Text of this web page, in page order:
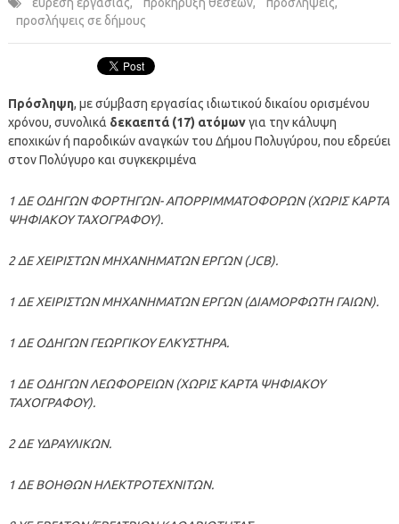
προσλήψεις σε δήμους
Πρόσληψη, με σύμβαση εργασίας ιδιωτικού δικαίου ορισμένου
χρόνου, συνολικά δεκαεπτά (17) ατόμωνγια την κάλυψη
εποχικών ή παροδικών αναγκών του Δήμου Πολυγύρου, που εδρεύει
στον Πολύγυρο και συγκεκριμένα
1 ΔΕ ΟΔΗΓΩΝ ΦΟΡΤΗΓΩΝ- ΑΠΟΡΡΙΜΜΑΤΟΦΟΡΩΝ (ΧΩΡΙΣ ΚΑΡΤΑ
ΨΗΦΙΑΚΟΥ ΤΑΧΟΓΡΑΦΟΥ).
2 ΔΕ ΧΕΙΡΙΣΤΩΝ ΜΗΧΑΝΗΜΑΤΩΝ ΕΡΓΩΝ (JCB).
1 ΔΕ ΧΕΙΡΙΣΤΩΝ ΜΗΧΑΝΗΜΑΤΩΝ ΕΡΓΩΝ (ΔΙΑΜΟΡΦΩΤΗ ΓΑΙΩΝ).
1 ΔΕ ΟΔΗΓΩΝ ΓΕΩΡΓΙΚΟΥ ΕΛΚΥΣΤΗΡΑ.
1 ΔΕ ΟΔΗΓΩΝ ΛΕΩΦΟΡΕΙΩΝ (ΧΩΡΙΣ ΚΑΡΤΑ ΨΗΦΙΑΚΟΥ
ΤΑΧΟΓΡΑΦΟΥ).
2 ΔΕ ΥΔΡΑΥΛΙΚΩΝ.
1 ΔΕ ΒΟΗΘΩΝ ΗΛΕΚΤΡΟΤΕΧΝΙΤΩΝ.